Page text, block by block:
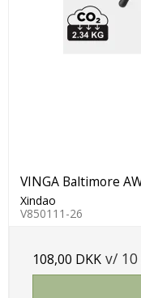
VINGA Baltimore
Xindao
V850111-26
108,00 DKK v/